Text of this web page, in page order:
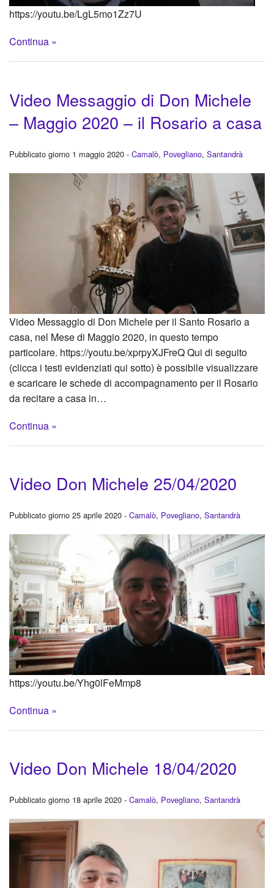
https://youtu.be/LgL5mo1Zz7U
Continua »
Video Messaggio di Don Michele
– Maggio 2020 – il Rosario a casa
Pubblicato giorno 1 maggio 2020 - Camalò, Povegliano, Santandrà
Video Messaggio di Don Michele per il Santo Rosario a
casa, nel Mese di Maggio 2020, in questo tempo
particolare. https://youtu.be/xprpyXJFreQ Qui di seguito
(clicca i testi evidenziati qui sotto) è possibile visualizzare
e scaricare le schede di accompagnamento per il Rosario
da recitare a casa in…
Continua »
Video Don Michele 25/04/2020
Pubblicato giorno 25 aprile 2020 - Camalò, Povegliano, Santandrà
https://youtu.be/Yhg0lFeMmp8
Continua »
Video Don Michele 18/04/2020
Pubblicato giorno 18 aprile 2020 - Camalò, Povegliano, Santandrà